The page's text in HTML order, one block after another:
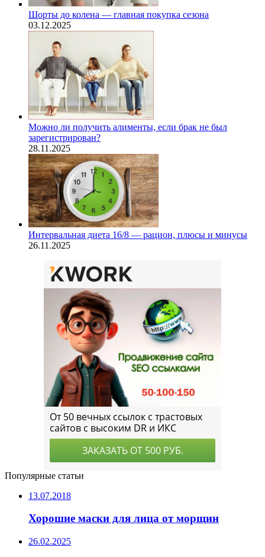
Шорты до колена — главная покупка сезона
03.12.2025
Можно ли получить алименты, если брак не был
зарегистрирован?
28.11.2025
Интервальная диета 16/8 — рацион, плюсы и минусы
26.11.2025
Популярные статьи
13.07.2018
Хорошие маски для лица от морщин
26.02.2025